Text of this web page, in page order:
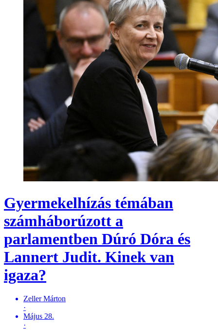
Gyermekelhízás témában
számháborúzott a
parlamentben Dúró Dóra és
Lannert Judit. Kinek van
igaza?
Zeller Márton
·
Május 28.
·